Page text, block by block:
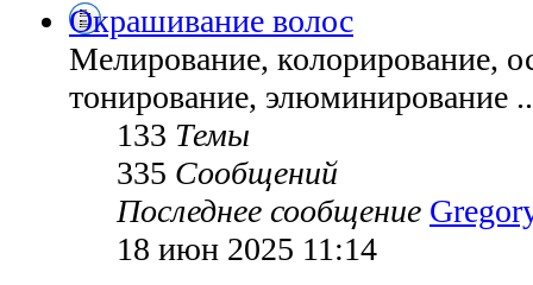
Окрашивание волос
Мелирование, колорирование,
тонирование, элюминирование
133 Темы
335 Сообщений
Последнее сообщение
18 июн 2025 11:14